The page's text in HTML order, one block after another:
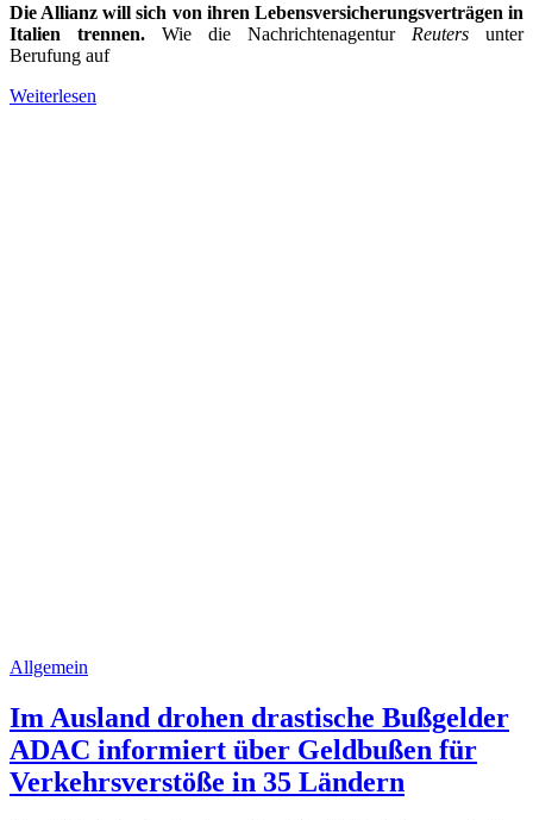
Die Allianz will sich von ihren Lebensversicherungsverträgen in
Italien trennen. Wie die Nachrichtenagentur Reuters unter
Berufung auf
Weiterlesen
Allgemein
Im Ausland drohen drastische Bußgelder
ADAC informiert über Geldbußen für
Verkehrsverstöße in 35 Ländern